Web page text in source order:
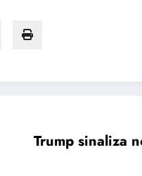
Trump sinaliza